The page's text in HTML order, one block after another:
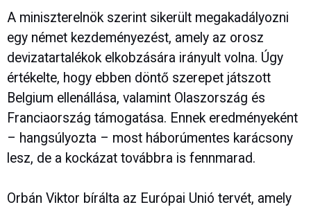
A miniszterelnök szerint sikerült megakadályozni
egy német kezdeményezést, amely az orosz
devizatartalékok elkobzására irányult volna. Úgy
értékelte, hogy ebben döntő szerepet játszott
Belgium ellenállása, valamint Olaszország és
Franciaország támogatása. Ennek eredményeként
– hangsúlyozta – most háborúmentes karácsony
lesz, de a kockázat továbbra is fennmarad.
Orbán Viktor bírálta az Európai Unió tervét, amely